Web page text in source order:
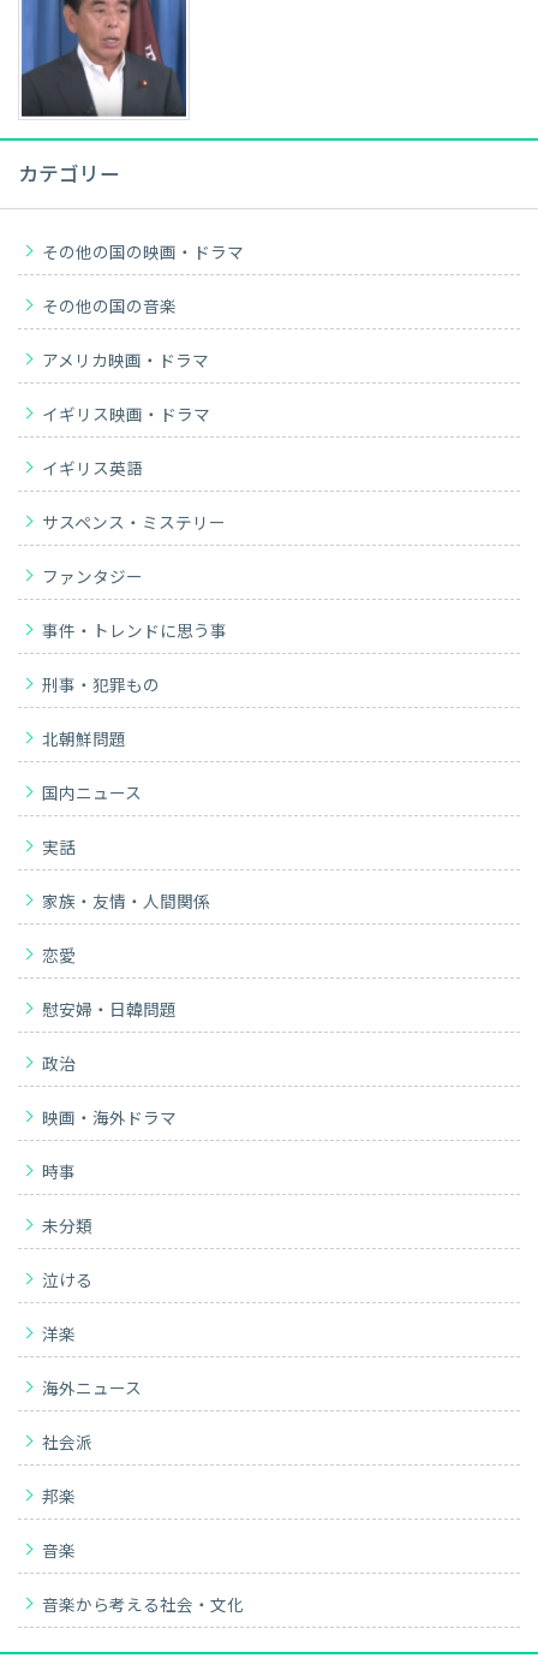
カテゴリー
その他の国の映画・ドラマ
その他の国の音楽
アメリカ映画・ドラマ
イギリス映画・ドラマ
イギリス英語
サスペンス・ミステリー
ファンタジー
事件・トレンドに思う事
刑事・犯罪もの
北朝鮮問題
国内ニュース
実話
家族・友情・人間関係
恋愛
慰安婦・日韓問題
政治
映画・海外ドラマ
時事
未分類
泣ける
洋楽
海外ニュース
社会派
邦楽
音楽
音楽から考える社会・文化